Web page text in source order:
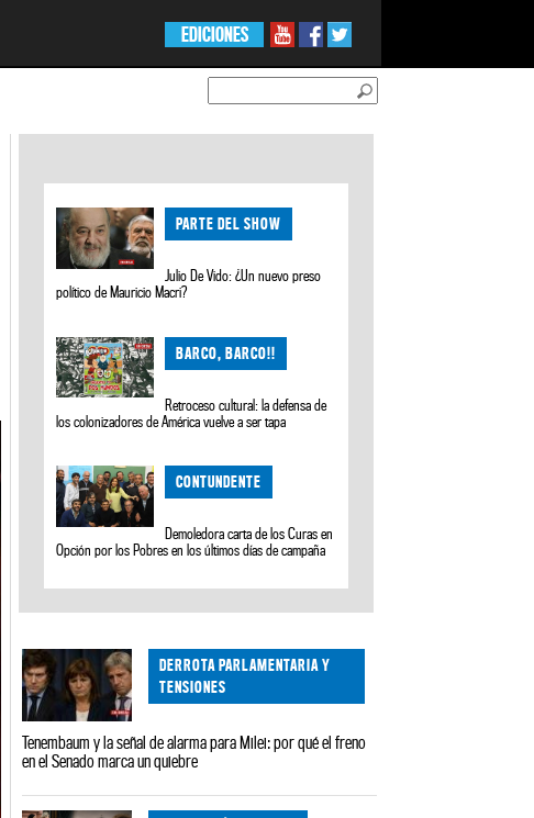
EDICIONES
PARTE DEL SHOW
Julio De Vido: ¿Un nuevo preso
político de Mauricio Macri?
BARCO, BARCO!!
Retroceso cultural: la defensa de
los colonizadores de América vuelve a ser tapa
CONTUNDENTE
Demoledora carta de los Curas en
Opción por los Pobres en los últimos días de campaña
DERROTA PARLAMENTARIA Y
TENSIONES
Tenembaum y la señal de alarma para Milei: por qué el freno
en el Senado marca un quiebre